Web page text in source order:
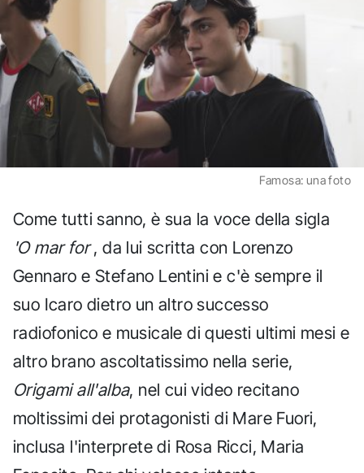
Famosa: una foto
Come tutti sanno, è sua la voce della sigla
'O mar for, da lui scritta con Lorenzo
Gennaro e Stefano Lentini e c'è sempre il
suo Icaro dietro un altro successo
radiofonico e musicale di questi ultimi mesi e
altro brano ascoltatissimo nella serie,
Origami all'alba, nel cui video recitano
moltissimi dei protagonisti di Mare Fuori,
inclusa l'interprete di Rosa Ricci, Maria